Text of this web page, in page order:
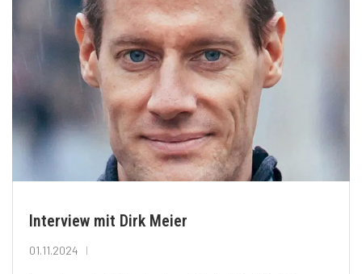
Interview mit Dirk Meier
01.11.2024